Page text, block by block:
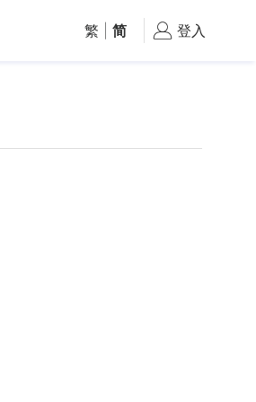
繁 简 登入